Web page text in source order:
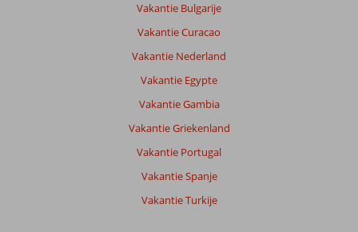
Vakantie Bulgarije
Vakantie Curacao
Vakantie Nederland
Vakantie Egypte
Vakantie Gambia
Vakantie Griekenland
Vakantie Portugal
Vakantie Spanje
Vakantie Turkije